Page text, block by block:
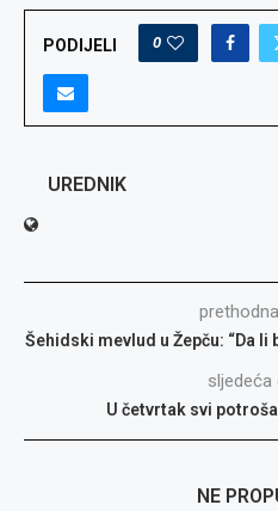
PODIJELI 0
UREDNIK
Šehidski mevlud u Žepču: “Da
sljedeća
U četvrtak svi
NE